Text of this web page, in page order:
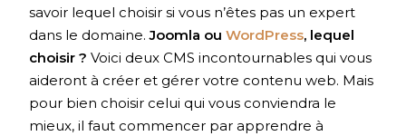
savoir lequel choisir si vous n’êtes pas un expert
dans le domaine.Joomla ouWordPress, lequel
choisir ? Voici deux CMS incontournables qui vous
aideront à créer et gérer votre contenu web. Mais
pour bien choisir celui qui vous conviendra le
mieux, il faut commencer par apprendre à